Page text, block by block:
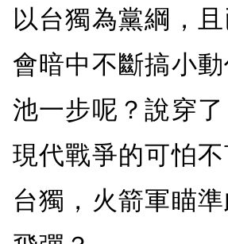
以台獨為黨綱，
會暗中不斷搞小
池一步呢？說穿
現代戰爭的可怕
台獨，火箭軍瞄